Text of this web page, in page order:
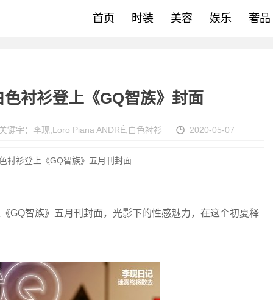
首页 时装 美容 娱乐 奢品
衬衫登上《GQ智族》封面
键字： 李现 Loro Piana ANDRÉ 白色衬衫 2020-05-07
衬衫登上《GQ智族》五月刊封面...
智族》五月刊封面，光影下的性感魅力，在这个初夏释